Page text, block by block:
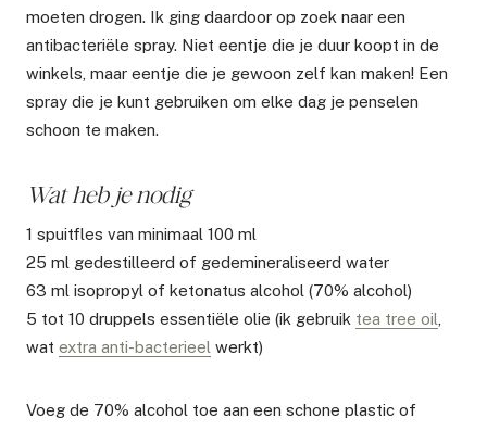
moeten drogen. Ik ging daardoor op zoek naar een
antibacteriële spray. Niet eentje die je duur koopt in de
winkels, maar eentje die je gewoon zelf kan maken! Een
spray die je kunt gebruiken om elke dag je penselen
schoon te maken.
Wat heb je nodig
1 spuitfles van minimaal 100 ml
25 ml gedestilleerd of gedemineraliseerd water
63 ml isopropyl of ketonatus alcohol (70% alcohol)
5 tot 10 druppels essentiële olie (ik gebruik tea tree oil
wat extra anti-bacterieel werkt)
Voeg de 70% alcohol toe aan een schone plastic of